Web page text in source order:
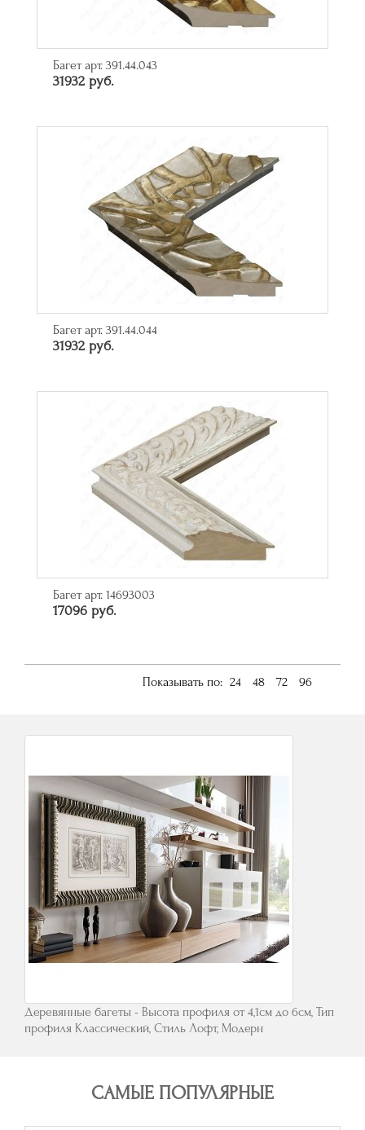
Багет арт. 391.44.043
31932 руб.
Багет арт. 391.44.044
31932 руб.
Багет арт. 14693003
17096 руб.
Показывать по: 24 48 72 96
Деревянные багеты - Высота профиля от 4,1см до 6см, Тип
профиля Классический, Стиль Лофт, Модерн
САМЫЕ ПОПУЛЯРНЫЕ